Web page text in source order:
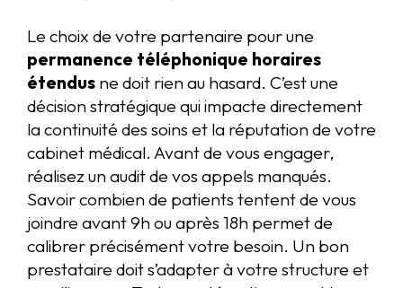
Le choix de votre partenaire pour une
permanence téléphonique horaires
étendus ne doit rien au hasard. C’est une
décision stratégique qui impacte directement
la continuité des soins et la réputation de votre
cabinet médical. Avant de vous engager,
réalisez un audit de vos appels manqués.
Savoir combien de patients tentent de vous
joindre avant 9h ou après 18h permet de
calibrer précisément votre besoin. Un bon
prestataire doit s’adapter à votre structure et